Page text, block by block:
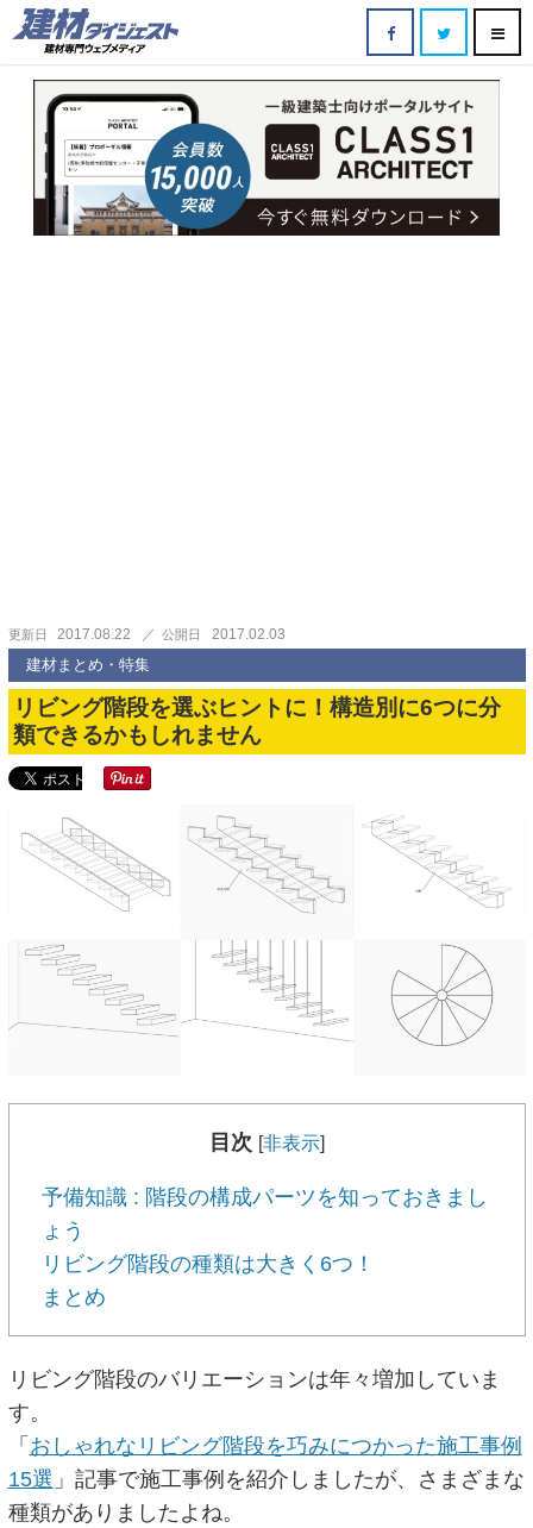
更新日 2017.08.22 公開日 2017.02.03
建材まとめ・特集
リビング階段を選ぶヒントに！構造別に6つに分
類できるかもしれません
目次 [非表示]
予備知識 : 階段の構成パーツを知っておきまし
ょう
リビング階段の種類は大きく6つ！
まとめ
リビング階段のバリエーションは年々増加していま
す。
「 おしゃれなリビング階段を巧みにつかった施工事例
15選 」記事で施工事例を紹介しましたが、さまざまな
種類がありましたよね。